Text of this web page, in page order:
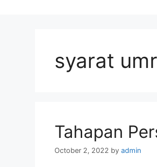
syarat
Tahapan
October 2, 2022 by admin